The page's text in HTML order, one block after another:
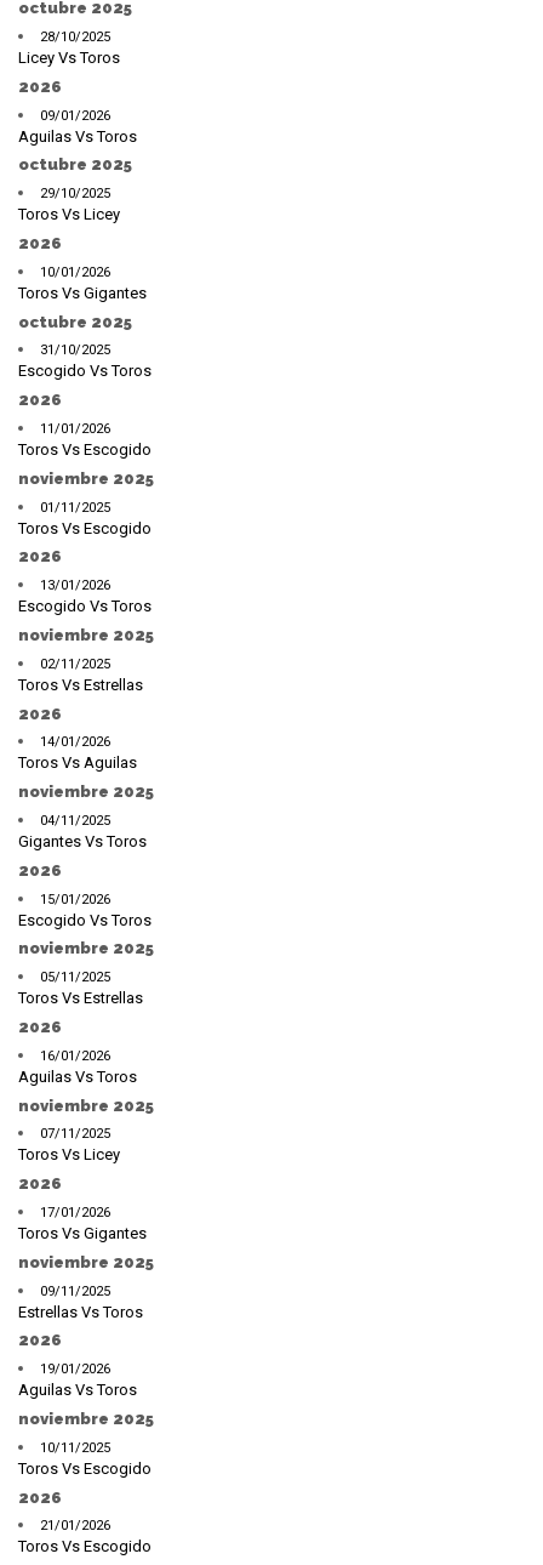
octubre 2025
28/10/2025
Licey Vs Toros
2026
09/01/2026
Aguilas Vs Toros
octubre 2025
29/10/2025
Toros Vs Licey
2026
10/01/2026
Toros Vs Gigantes
octubre 2025
31/10/2025
Escogido Vs Toros
2026
11/01/2026
Toros Vs Escogido
noviembre 2025
01/11/2025
Toros Vs Escogido
2026
13/01/2026
Escogido Vs Toros
noviembre 2025
02/11/2025
Toros Vs Estrellas
2026
14/01/2026
Toros Vs Aguilas
noviembre 2025
04/11/2025
Gigantes Vs Toros
2026
15/01/2026
Escogido Vs Toros
noviembre 2025
05/11/2025
Toros Vs Estrellas
2026
16/01/2026
Aguilas Vs Toros
noviembre 2025
07/11/2025
Toros Vs Licey
2026
17/01/2026
Toros Vs Gigantes
noviembre 2025
09/11/2025
Estrellas Vs Toros
2026
19/01/2026
Aguilas Vs Toros
noviembre 2025
10/11/2025
Toros Vs Escogido
2026
21/01/2026
Toros Vs Escogido